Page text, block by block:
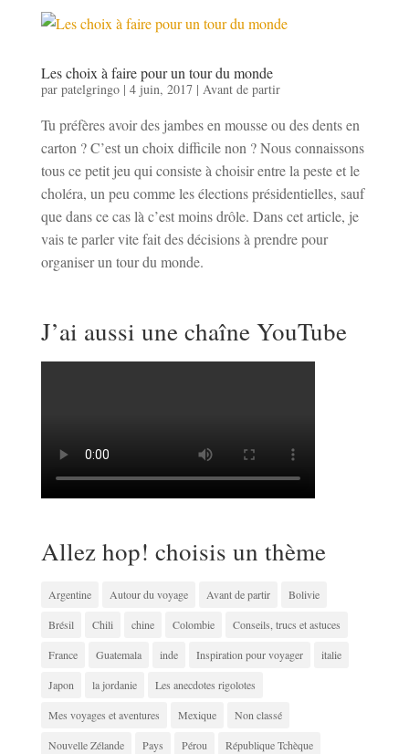
Les choix à faire pour un tour du monde
par patelgringo| 4 juin, 2017| Avant de partir
Tu préfères avoir des jambes en mousse ou des dents en
carton ? C’est un choix difficile non ? Nous connaissons
tous ce petit jeu qui consiste à choisir entre la peste et le
choléra, un peu comme les élections présidentielles, sauf
que dans ce cas là c’est moins drôle. Dans cet article, je
vais te parler vite fait des décisions à prendre pour
organiser un tour du monde.
J’ai aussi une chaîne YouTube
Allez hop! choisis un thème
Argentine Autour du voyage Avant de partir Bolivie
Brésil Chili chine Colombie Conseils, trucs et astuces
France Guatemala inde Inspiration pour voyager italie
Japon la jordanie Les anecdotes rigolotes
Mes voyages et aventures Mexique Non classé
Nouvelle Zélande Pays Pérou République Tchèque